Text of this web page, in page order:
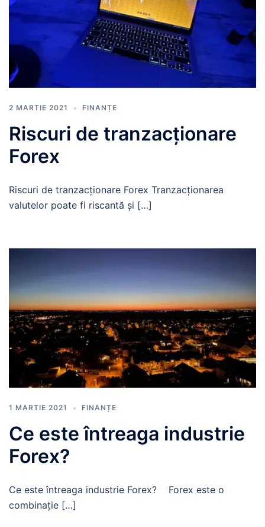
2 MARTIE 2021 FINANȚE
Riscuri de tranzacționare
Forex
Riscuri de tranzacționare Forex Tranzacționarea
valutelor poate fi riscantă și […]
1 MARTIE 2021 FINANȚE
Ce este întreaga industrie
Forex?
Ce este întreaga industrie Forex? Forex este o
combinație […]